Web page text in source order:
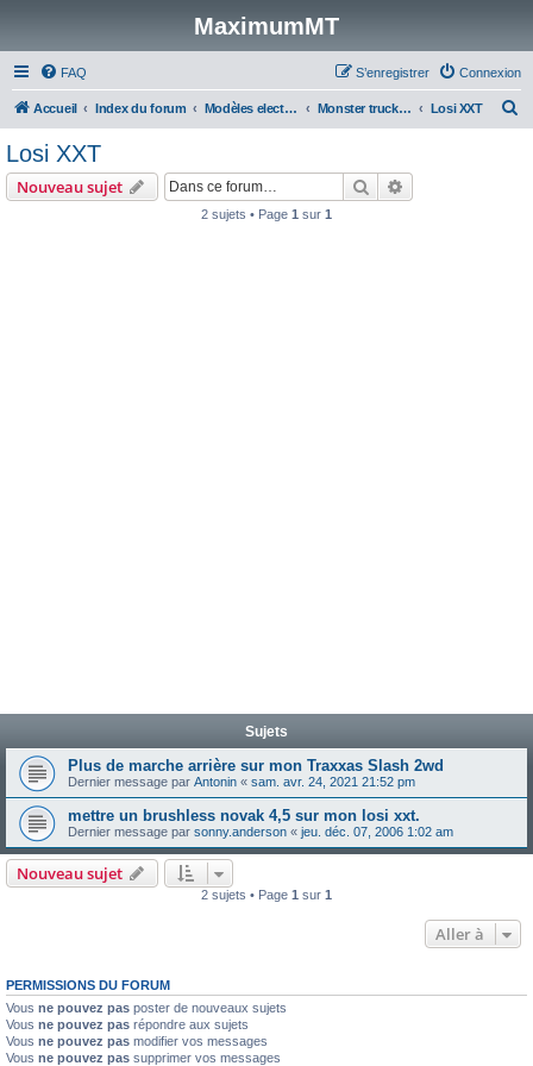
MaximumMT
FAQ Connexion
S’enregistrer
Accueil Index du forum Modèles electriques Monster trucks & Stadiums 1/10 Losi XXT
Losi XXT
Nouveau sujet Rechercher
2 sujets • Page 1 sur 1
Sujets
Plus de marche arrière sur mon Traxxas Slash 2wd
Dernier message par Antonin « sam. avr. 24, 2021 21:52 pm
mettre un brushless novak 4,5 sur mon losi xxt.
Dernier message par sonny.anderson « jeu. déc. 07, 2006 1:02 am
Nouveau sujet
2 sujets • Page 1 sur 1
Aller à
PERMISSIONS DU FORUM
Vous ne pouvez pas poster de nouveaux sujets
Vous ne pouvez pas répondre aux sujets
Vous ne pouvez pas modifier vos messages
Vous ne pouvez pas supprimer vos messages